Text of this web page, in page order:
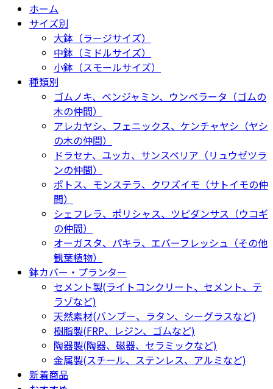
ホーム
サイズ別
大鉢（ラージサイズ）
中鉢（ミドルサイズ）
小鉢（スモールサイズ）
種類別
ゴムノキ、ベンジャミン、ウンベラータ（ゴムの
木の仲間）
アレカヤシ、フェニックス、ケンチャヤシ（ヤシ
の木の仲間）
ドラセナ、ユッカ、サンスベリア（リュウゼツラ
ンの仲間）
ポトス、モンステラ、クワズイモ（サトイモの仲
間）
シェフレラ、ポリシャス、ツピダンサス（ウコギ
の仲間）
オーガスタ、パキラ、エバーフレッシュ（その他
観葉植物）
鉢カバー・プランター
セメント製(ライトコンクリート、セメント、テ
ラゾなど)
天然素材(バンブー、ラタン、シーグラスなど)
樹脂製(FRP、レジン、ゴムなど)
陶器製(陶器、磁器、セラミックなど)
金属製(スチール、ステンレス、アルミなど)
新着商品